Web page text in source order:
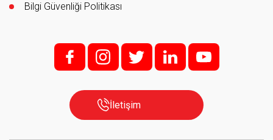
Bilgi Güvenliği Politikası
f; i; t l y
İletişim